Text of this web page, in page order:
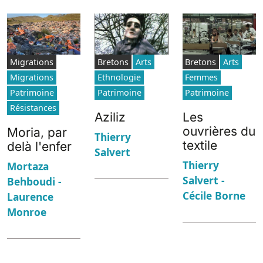
Migrations
Migrations
Patrimoine
Résistances
Moria, par
delà l'enfer
Mortaza
Behboudi -
Laurence
Monroe
Bretons
Arts
Ethnologie
Patrimoine
Aziliz
Thierry
Salvert
Bretons
Arts
Femmes
Patrimoine
Les
ouvrières du
textile
Thierry
Salvert -
Cécile Borne